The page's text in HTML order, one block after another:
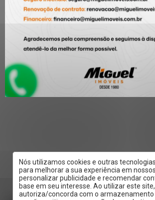
Nós utilizamos cookies e outras
para melhorar a sua experiência em
personalizar publicidade e recomendar
base em seu interesse. Ao utilizar este
autoriza/concorda com o armazenamento